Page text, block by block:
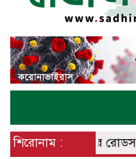
শিরোনাম :
– বানেশ্বর রোডসহ